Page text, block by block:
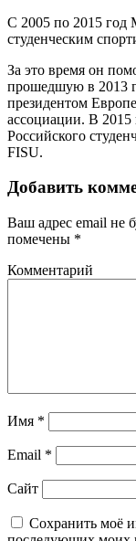
С 2005 по 2015 год
студенческим
За это время он
прошедшую в 2013
президентом
ассоциации. В 2015
Российского
FISU.
Добавить
Ваш адрес email не
помечены *
Комментарий
Имя *
Email *
Сайт
Сохранить моё